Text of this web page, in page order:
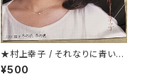
★村上幸子 / それなりに青い鳥
演歌・歌謡系
¥500